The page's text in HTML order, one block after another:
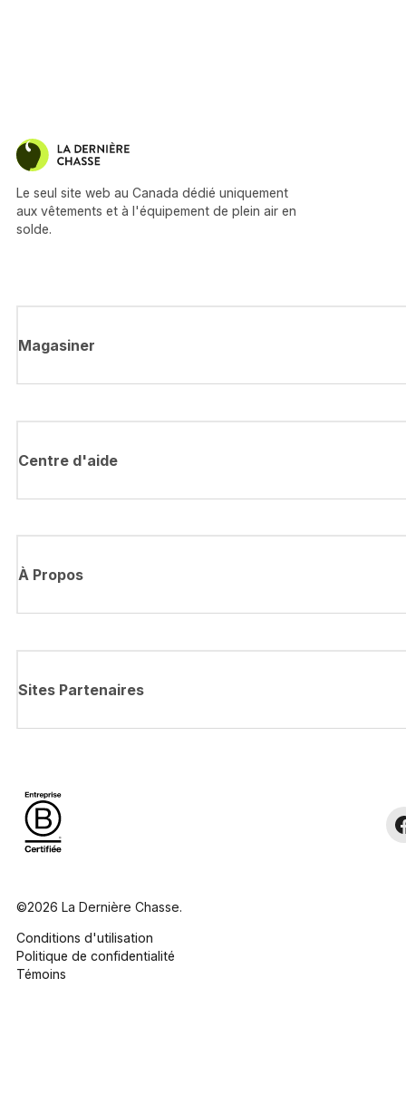
Le seul site web au Canada dédié uniquement
aux vêtements et à l'équipement de plein air en
solde.
Magasiner
Centre d'aide
À Propos
Sites Partenaires
©2026 La Dernière Chasse.
Conditions d'utilisation
Politique de confidentialité
Témoins